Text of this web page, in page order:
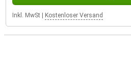
Inkl. MwSt Kostenloser Versand